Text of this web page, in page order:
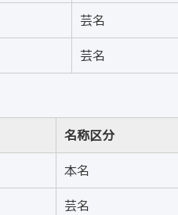
芸名
芸名
名称区分
本名
芸名